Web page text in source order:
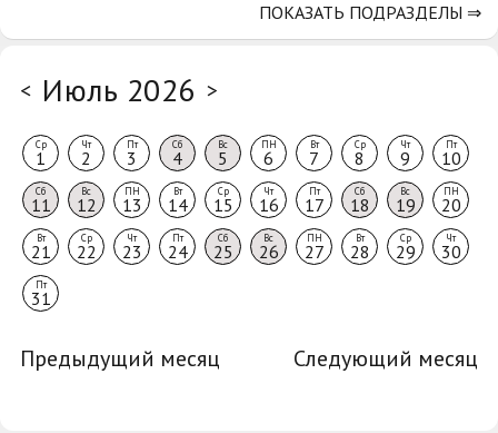
< Июль 2026 >
Ср
1
Чт
2
Пт
3
Сб
4
Вс
5
ПН
6
Вт
7
Ср
8
Чт
9
Пт
10
Сб
11
Вс
12
ПН
13
Вт
14
Ср
15
Чт
16
Пт
17
Сб
18
Вс
19
ПН
20
Вт
21
Ср
22
Чт
23
Пт
24
Сб
25
Вс
26
ПН
27
Вт
28
Ср
29
Чт
30
Пт
31
Предыдущий месяц Следующий месяц
ПОКАЗАТЬ ПОДРАЗДЕЛЫ ⇒